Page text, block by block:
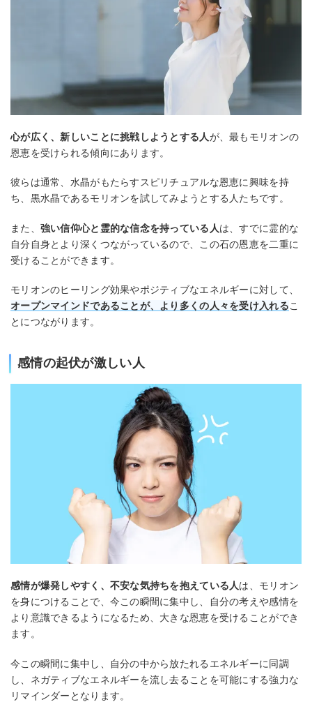
心が広く、新しいことに挑戦しようとする人が、最もモリオンの
恩恵を受けられる傾向にあります。
彼らは通常、水晶がもたらすスピリチュアルな恩恵に興味を持
ち、黒水晶であるモリオンを試してみようとする人たちです。
また、 強い信仰心と霊的な信念を持っている人は、すでに霊的な
自分自身とより深くつながっているので、この石の恩恵を二重に
受けることができます。
モリオンのヒーリング効果やポジティブなエネルギーに対して、
オープンマインドであることが、より多くの人々を受け入れるこ
とにつながります。
感情の起伏が激しい人
感情が爆発しやすく、不安な気持ちを抱えている人は、モリオン
を身につけることで、今この瞬間に集中し、自分の考えや感情を
より意識できるようになるため、大きな恩恵を受けることができ
ます。
今この瞬間に集中し、自分の中から放たれるエネルギーに同調
し、ネガティブなエネルギーを流し去ることを可能にする強力な
リマインダーとなります。